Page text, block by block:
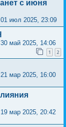
с июня
01 июл 2025, 23:09
30 май 2025, 14:06
1 2
21 мар 2025, 16:00
19 мар 2025, 20:42